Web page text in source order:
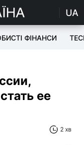
UA
ФІНАНСИ
ее
2 хв